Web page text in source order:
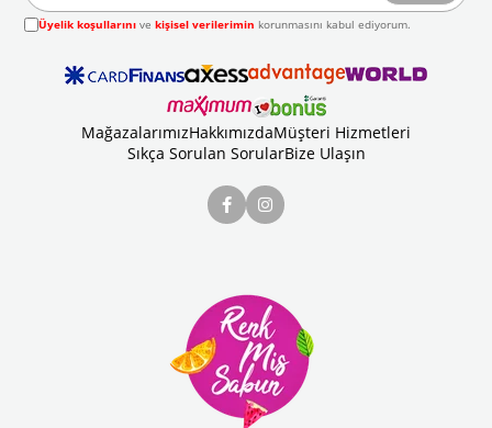
Üyelik koşullarını vekişisel verilerimin korunmasını kabul ediyorum.
MağazalarımızHakkımızdaMüşteri Hizmetleri
Sıkça Sorulan SorularBize Ulaşın